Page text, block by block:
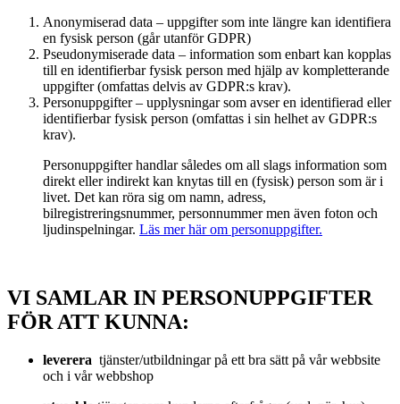
Anonymiserad data – uppgifter som inte längre kan identifiera
en fysisk person (går utanför GDPR)
Pseudonymiserade data – information som enbart kan kopplas
till en identifierbar fysisk person med hjälp av kompletterande
uppgifter (omfattas delvis av GDPR:s krav).
Personuppgifter – upplysningar som avser en identifierad eller
identifierbar fysisk person (omfattas i sin helhet av GDPR:s
krav).
Personuppgifter handlar således om all slags information som
direkt eller indirekt kan knytas till en (fysisk) person som är i
livet. Det kan röra sig om namn, adress,
bilregistreringsnummer, personnummer men även foton och
ljudinspelningar. Läs mer här om personuppgifter.
VI SAMLAR IN PERSONUPPGIFTER
FÖR ATT KUNNA:
leverera tjänster/utbildningar på ett bra sätt på vår webbsite
och i vår webbshop